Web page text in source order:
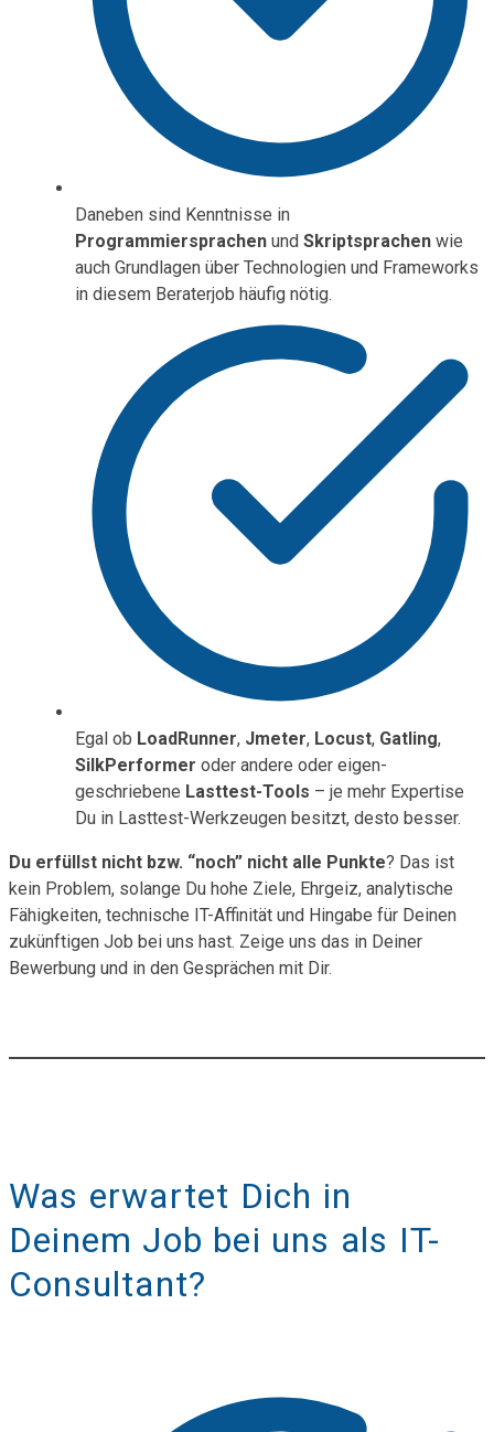
Daneben sind Kenntnisse in
Programmiersprachen und Skriptsprachen wie
auch Grundlagen über Technologien und Frameworks
in diesem Beraterjob häufig nötig.
Egal ob LoadRunner, Jmeter, Locust, Gatling,
SilkPerformer oder andere oder eigen-
geschriebene Lasttest-Tools – je mehr Expertise
Du in Lasttest-Werkzeugen besitzt, desto besser.
Du erfüllst nicht bzw. “noch” nicht alle Punkte? Das ist
kein Problem, solange Du hohe Ziele, Ehrgeiz, analytische
Fähigkeiten, technische IT-Affinität und Hingabe für Deinen
zukünftigen Job bei uns hast. Zeige uns das in Deiner
Bewerbung und in den Gesprächen mit Dir.
Was erwartet Dich in
Deinem Job bei uns als IT-
Consultant?